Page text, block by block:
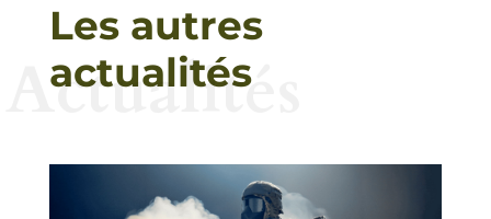
Les autres
actualités
Actualités